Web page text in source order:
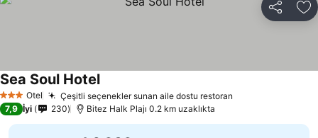
Paylaş
3 YıldızOtel Çeşitli seçenekler sunan aile dostu restoran
Sea Soul Hotel
7,9 İyi 230 Bitez Halk Plajı 0.2 km uzaklıkta